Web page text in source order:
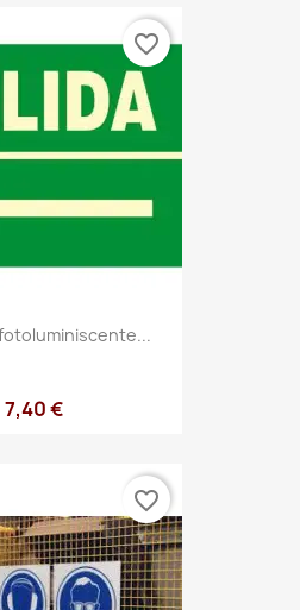
7,40 €
favorite_border
favorite_border